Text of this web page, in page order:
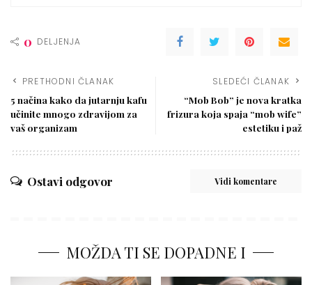
0 DELJENJA
PRETHODNI ČLANAK
5 načina kako da jutarnju kafu
učinite mnogo zdravijom za
vaš organizam
SLEDEĆI ČLANAK
“Mob Bob” je nova kratka
frizura koja spaja “mob wife”
estetiku i paž
Ostavi odgovor Vidi komentare
MOŽDA TI SE DOPADNE I